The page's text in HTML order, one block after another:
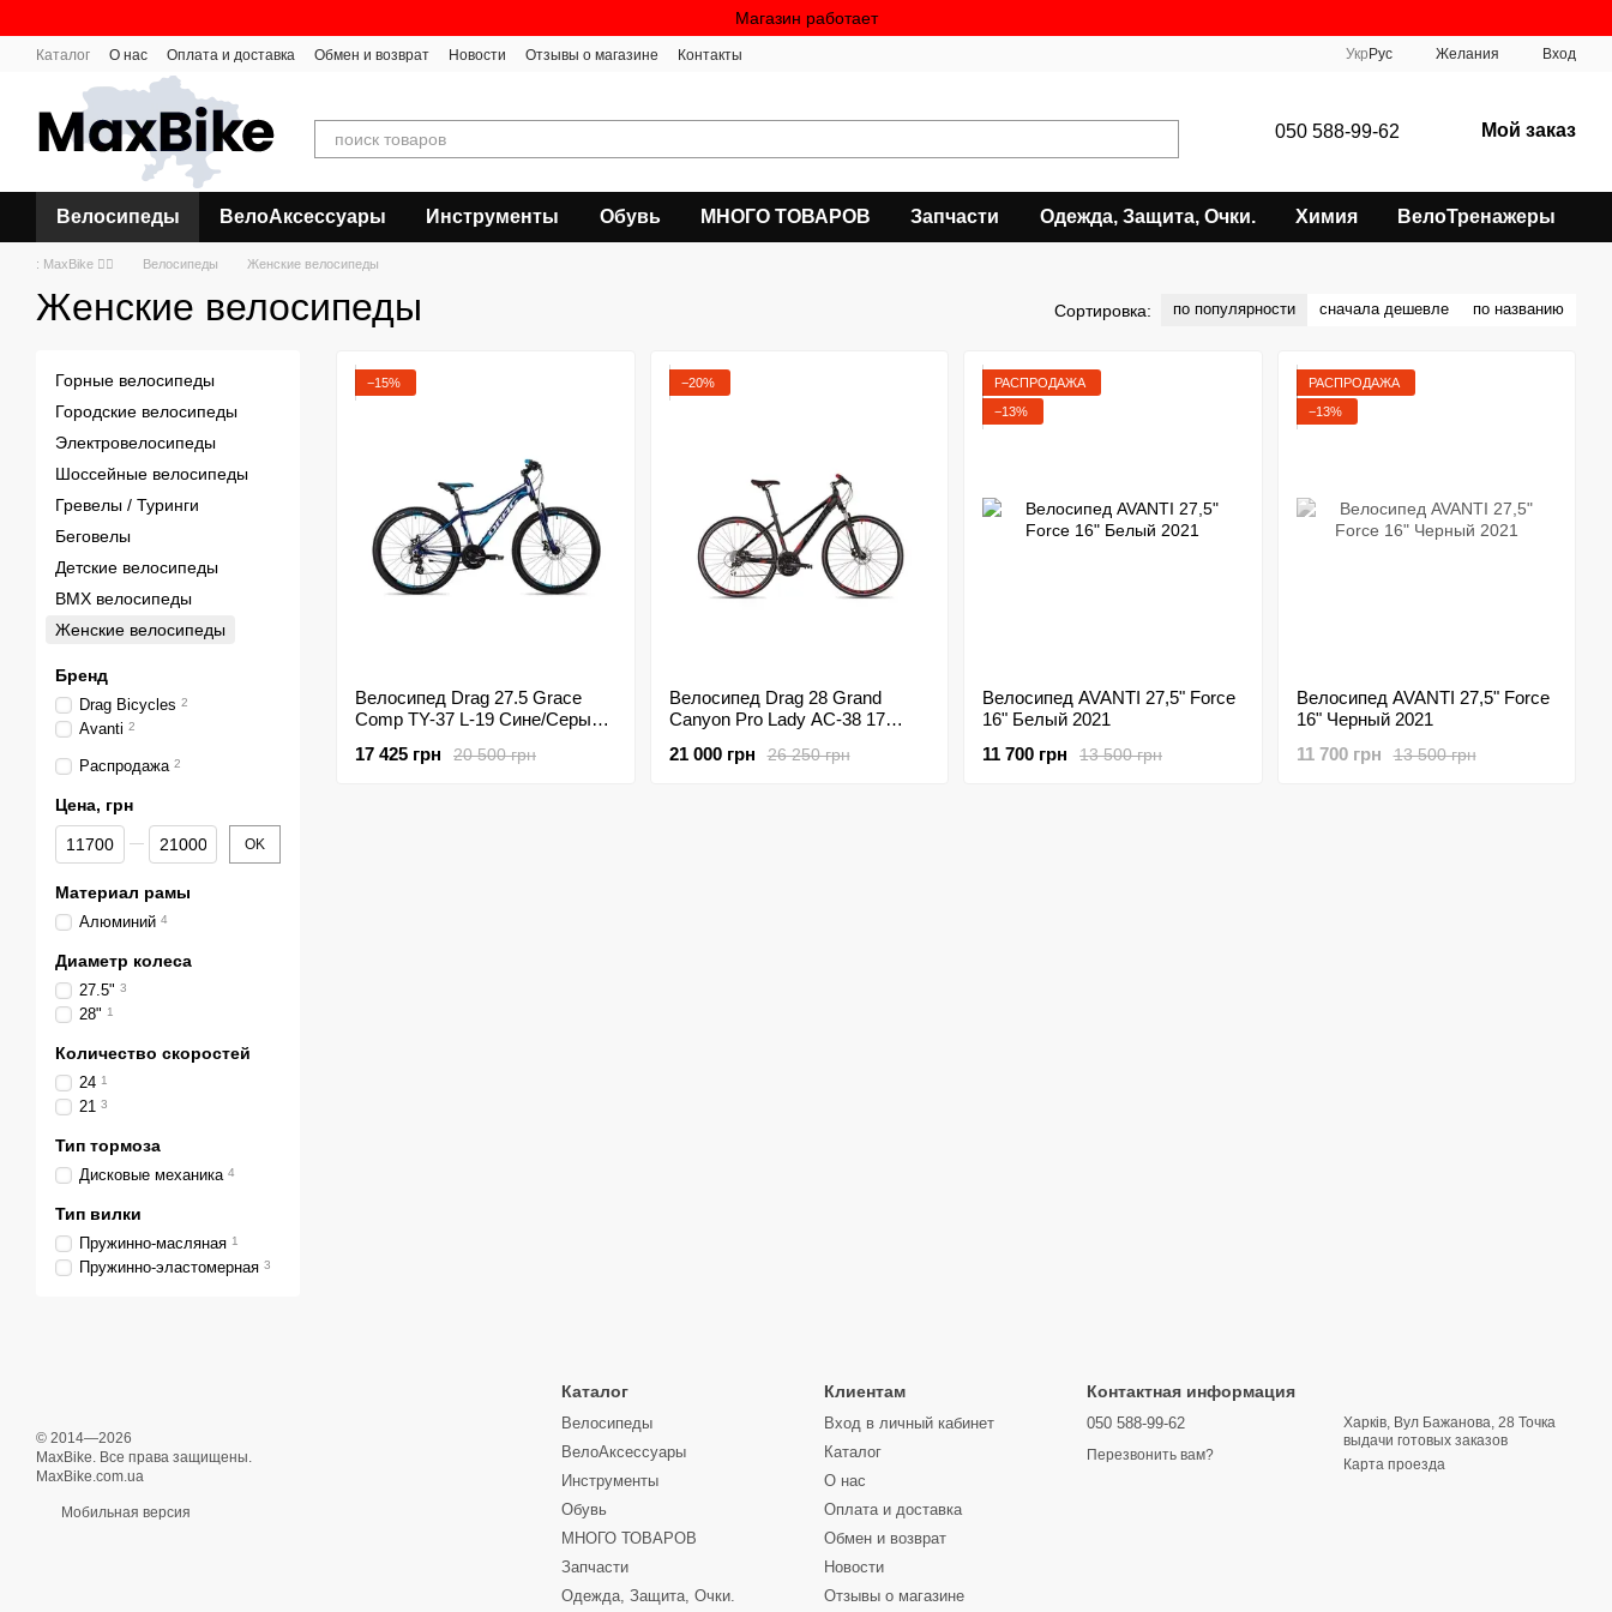
Магазин работает
Каталог О нас Оплата и доставка Обмен и возврат Новости Отзывы о магазине Контакты Укр Рус Желания Вход
050 588-99-62 Мой заказ
Велосипеды ВелоАксессуары Инструменты Обувь МНОГО ТОВАРОВ Запчасти Одежда, Защита, Очки. Химия ВелоТренажеры
: MaxBike 🚴‍♀ Велосипеды Женские велосипеды
Женские велосипеды Сортировка: по популярности сначала дешевле по названию
−15%
Велосипед Drag 27.5 Grace
Comp TY-37 L-19 Сине/Серый
20 500 грн
17 425 грн
−20%
Велосипед Drag 28 Grand
Canyon Pro Lady AC-38 17
26 250 грн
21 000 грн
РАСПРОДАЖА
−13%
Велосипед AVANTI 27,5" Force
16" Белый 2021
13 500 грн
11 700 грн
РАСПРОДАЖА
−13%
Велосипед AVANTI 27,5" Force
16" Черный 2021
13 500 грн
11 700 грн
Горные велосипеды
Городские велосипеды
Электровелосипеды
Шоссейные велосипеды
Гревелы / Туринги
Беговелы
Детские велосипеды
BMX велосипеды
Женские велосипеды
Бренд
Drag Bicycles 2
Avanti 2
Распродажа 2
Цена, грн
От Цена, грн
До Цена, грн OK
Материал рамы
Алюминий 4
Диаметр колеса
27.5" 3
28" 1
Количество скоростей
24 1
21 3
Тип тормоза
Дисковые механика 4
Тип вилки
Пружинно-масляная 1
Пружинно-эластомерная 3
© 2014—2026
MaxBike. Все права защищены.
MaxBike.com.ua
Мобильная версия
Каталог
Велосипеды
ВелоАксессуары
Инструменты
Обувь
МНОГО ТОВАРОВ
Запчасти
Одежда, Защита, Очки.
Клиентам
Вход в личный кабинет
Каталог
О нас
Оплата и доставка
Обмен и возврат
Новости
Отзывы о магазине
Контактная информация
050 588-99-62
Перезвонить вам?
Харків, Вул Бажанова, 28 Точка
выдачи готовых заказов
Карта проезда